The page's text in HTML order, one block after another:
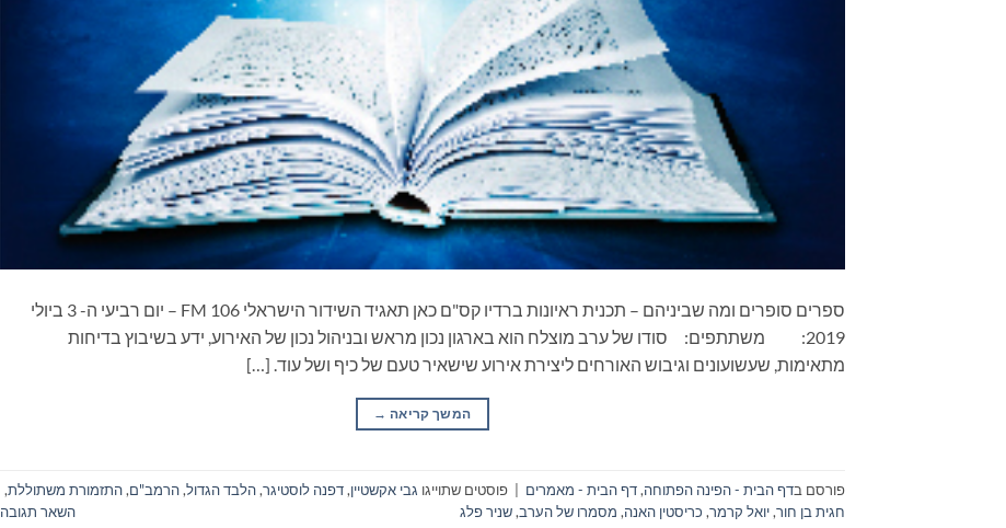
ספרים סופרים ומה שביניהם – תכנית ראיונות ברדיו קס"ם כאן תאגיד השידור הישראלי 106 FM – יום רביעי ה- 3 ביולי
2019: משתתפים: סודו של ערב מוצלח הוא בארגון נכון מראש ובניהול נכון של האירוע, ידע בשיבוץ בדיחות
מתאימות, שעשועונים וגיבוש האורחים ליצירת אירוע שישאיר טעם של כיף ושל עוד. […]
המשך קריאה →
פורסם בדף הבית - הפינה הפתוחה,דף הבית - מאמרים פוסטים שתוייגו גבי אקשטיין,דפנה לוסטיגר,הלבד הגדול,הרמב"ם,התזמורת משתוללת,
חגית בן חור,יואל קרמר, כריסטין האנה, מסמרו של הערב,שניר פלג השאר תגובה